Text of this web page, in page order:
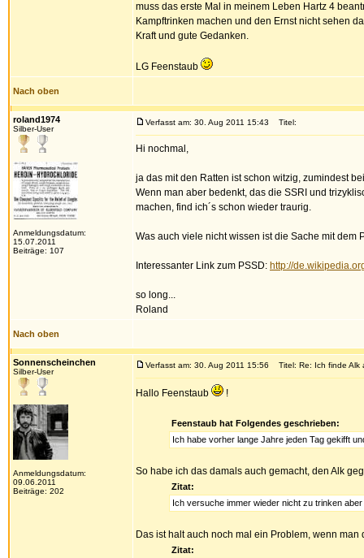
muss das erste Mal in meinem Leben Hartz 4
Kampftrinken machen und den Ernst nicht sehen
Kraft und gute Gedanken.
LG Feenstaub
Nach oben
roland1974
Silber-User
Anmeldungsdatum:
15.07.2011
Beiträge: 107
Verfasst am: 30. Aug 2011 15:43 Titel:
Hi nochmal,
ja das mit den Ratten ist schon witzig, zumindest
Wenn man aber bedenkt, das die SSRI und
machen, find ich´s schon wieder traurig.
Was auch viele nicht wissen ist die Sache mit dem
Interessanter Link zum PSSD: http://
so long...
Roland
Nach oben
Sonnenscheinchen
Silber-User
Anmeldungsdatum:
09.06.2011
Beiträge: 202
Verfasst am: 30. Aug 2011 15:56 Titel: Re: Ich finde Alk
Hallo Feenstaub !
Feenstaub hat Folgendes geschrieben:
Ich habe vorher lange Jahre jeden Tag gekifft
So habe ich das damals auch gemacht, den Alk
Zitat:
Ich versuche immer wieder nicht zu trinken
Das ist halt auch noch mal ein Problem, wenn
Zitat: